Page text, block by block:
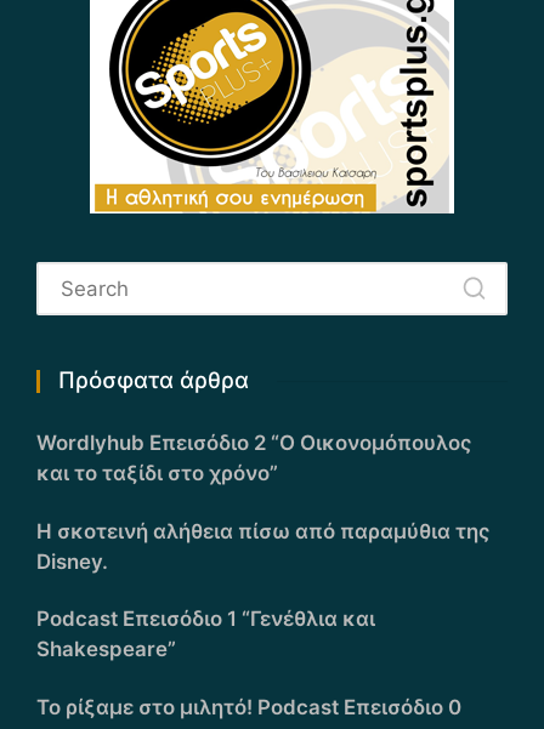
Πρόσφατα άρθρα
Wordlyhub Επεισόδιο 2 “Ο Οικονομόπουλος
και το ταξίδι στο χρόνο”
Η σκοτεινή αλήθεια πίσω από παραμύθια της
Disney.
Podcast Επεισόδιο 1 “Γενέθλια και
Shakespeare”
Το ρίξαμε στο μιλητό! Podcast Επεισόδιο 0